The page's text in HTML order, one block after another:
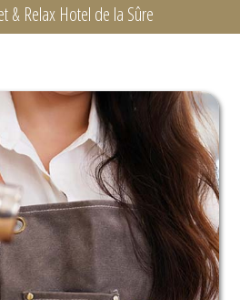
& Relax Hotel de la Sûre